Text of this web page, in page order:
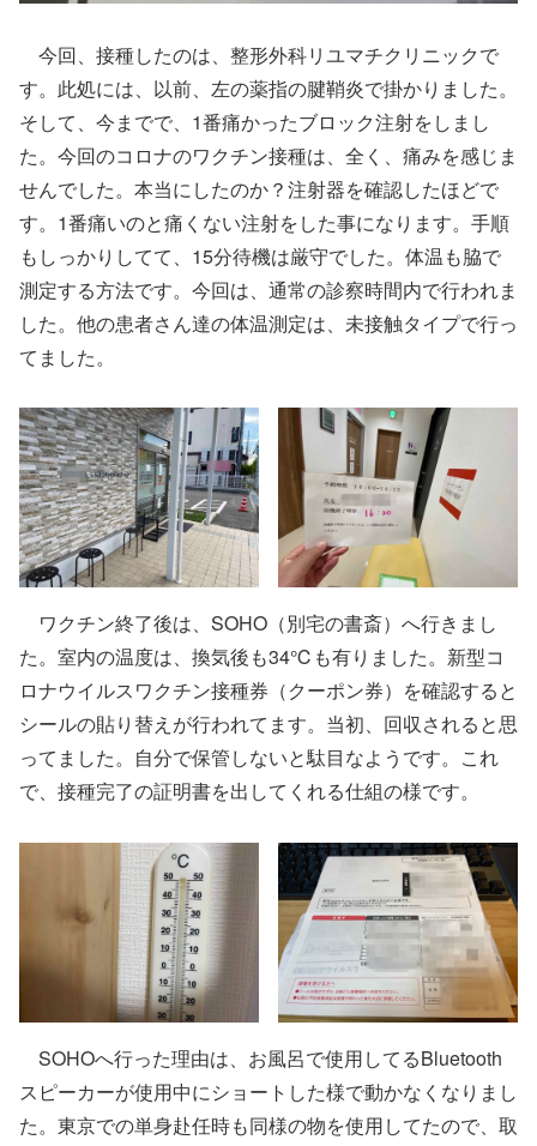
今回、接種したのは、整形外科リユマチクリニックで
す。此処には、以前、左の薬指の腱鞘炎で掛かりました。
そして、今までで、1番痛かったブロック注射をしまし
た。今回のコロナのワクチン接種は、全く、痛みを感じま
せんでした。本当にしたのか？注射器を確認したほどで
す。1番痛いのと痛くない注射をした事になります。手順
もしっかりしてて、15分待機は厳守でした。体温も脇で
測定する方法です。今回は、通常の診察時間内で行われま
した。他の患者さん達の体温測定は、未接触タイプで行っ
てました。
ワクチン終了後は、SOHO（別宅の書斎）へ行きまし
た。室内の温度は、換気後も34℃も有りました。新型コ
ロナウイルスワクチン接種券（クーポン券）を確認すると
シールの貼り替えが行われてます。当初、回収されると思
ってました。自分で保管しないと駄目なようです。これ
で、接種完了の証明書を出してくれる仕組の様です。
SOHOへ行った理由は、お風呂で使用してるBluetooth
スピーカーが使用中にショートした様で動かなくなりまし
た。東京での単身赴任時も同様の物を使用してたので、取